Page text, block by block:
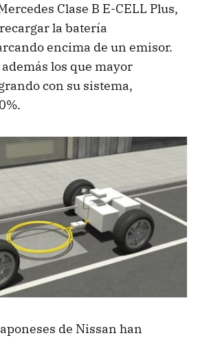
Clase B E-CELL Plus,
la batería
encima de un emisor.
los que mayor
con su sistema,
de Nissan han